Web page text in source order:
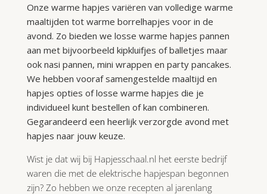
Onze warme hapjes variëren van volledige warme
maaltijden tot warme borrelhapjes voor in de
avond. Zo bieden we losse warme hapjes pannen
aan met bijvoorbeeld kipkluifjes of balletjes maar
ook nasi pannen, mini wrappen en party pancakes.
We hebben vooraf samengestelde maaltijd en
hapjes opties of losse warme hapjes die je
individueel kunt bestellen of kan combineren.
Gegarandeerd een heerlijk verzorgde avond met
hapjes naar jouw keuze.
Wist je dat wij bij Hapjesschaal.nl het eerste bedrijf
waren die met de elektrische hapjespan begonnen
zijn? Zo hebben we onze recepten al jarenlang